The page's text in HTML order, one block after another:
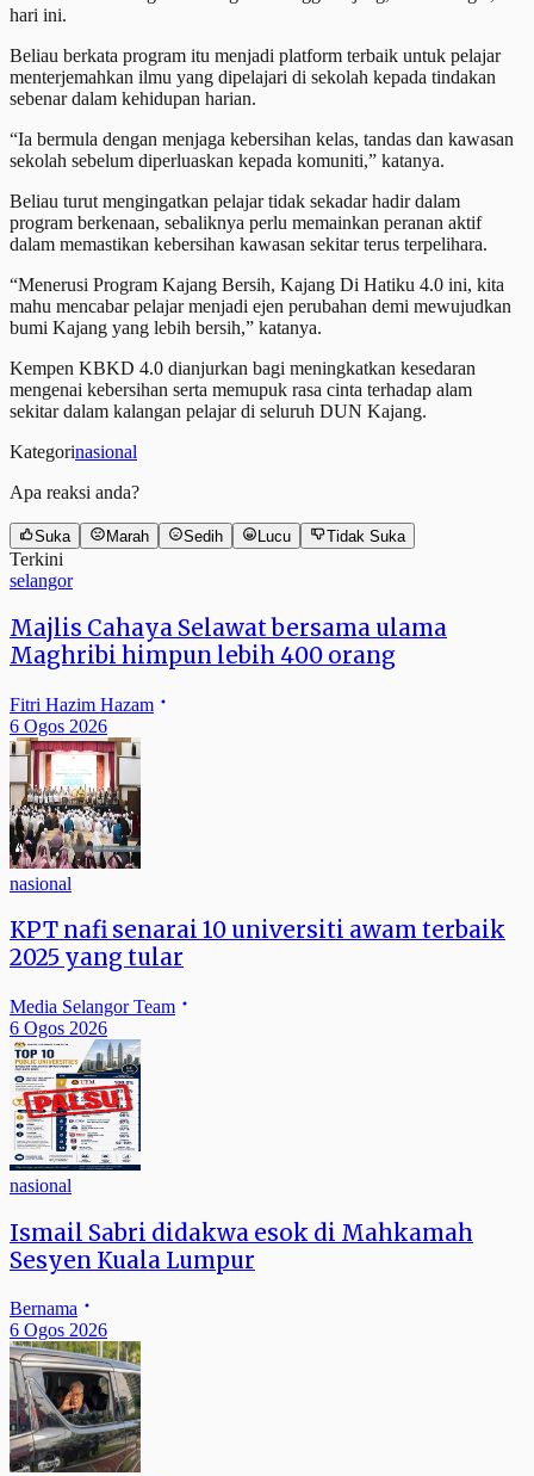
hari ini.
Beliau berkata program itu menjadi platform terbaik untuk pelajar
menterjemahkan ilmu yang dipelajari di sekolah kepada tindakan
sebenar dalam kehidupan harian.
“Ia bermula dengan menjaga kebersihan kelas, tandas dan kawasan
sekolah sebelum diperluaskan kepada komuniti,” katanya.
Beliau turut mengingatkan pelajar tidak sekadar hadir dalam
program berkenaan, sebaliknya perlu memainkan peranan aktif
dalam memastikan kebersihan kawasan sekitar terus terpelihara.
“Menerusi Program Kajang Bersih, Kajang Di Hatiku 4.0 ini, kita
mahu mencabar pelajar menjadi ejen perubahan demi mewujudkan
bumi Kajang yang lebih bersih,” katanya.
Kempen KBKD 4.0 dianjurkan bagi meningkatkan kesedaran
mengenai kebersihan serta memupuk rasa cinta terhadap alam
sekitar dalam kalangan pelajar di seluruh DUN Kajang.
Kategorinasional
Apa reaksi anda?
Suka Marah Sedih Lucu Tidak Suka
Terkini
selangor
Majlis Cahaya Selawat bersama ulama
Maghribi himpun lebih 400 orang
Fitri Hazim Hazam
6 Ogos 2026
nasional
KPT nafi senarai 10 universiti awam terbaik
2025 yang tular
Media Selangor Team
6 Ogos 2026
nasional
Ismail Sabri didakwa esok di Mahkamah
Sesyen Kuala Lumpur
Bernama
6 Ogos 2026